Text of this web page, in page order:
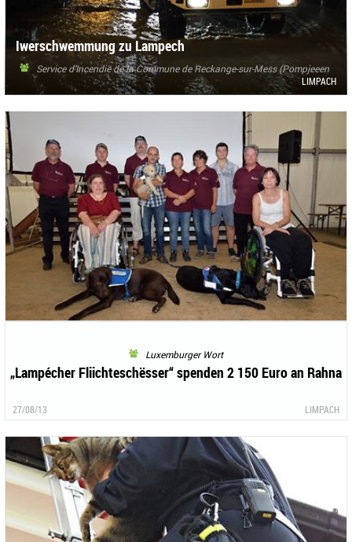
Iwerschwemmung zu Lampech
Service d’Incendie de la Commune de Reckange-sur-Mess (Pompjeeen
Ehleng)
LIMPACH
Luxemburger Wort
„Lampécher Fliichteschësser“ spenden 2 150 Euro an Rahna
27/08/13 LIMPACH